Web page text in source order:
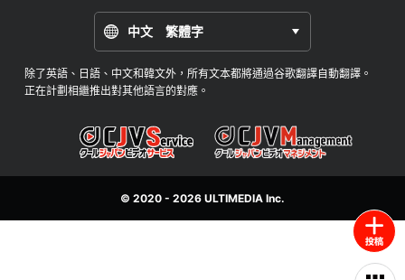
中文 繁體字
除了英語、日語、中文和韓文外，所有文本都將通過谷歌翻譯自動翻譯。
正在計劃相繼推出對其他語言的對應。
© 2020 - 2026 ULTIMEDIA Inc.